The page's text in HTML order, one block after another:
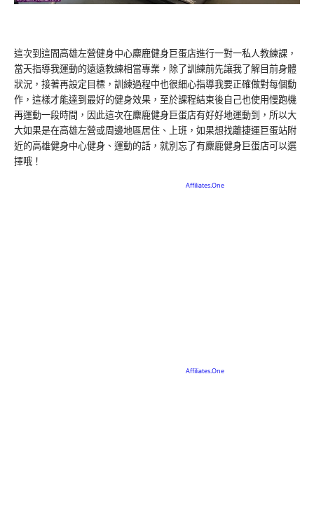
這次到這間高雄左營健身中心麋鹿健身巨蛋店進行一對一私人教練課，
當天指導我運動的遠遠教練相當專業，除了訓練前先讓我了解目前身體
狀況，接著再設定目標，訓練過程中也很細心指導我要正確做對每個動
作，這樣才能達到最好的健身效果，至於課程結束後自己也使用慢跑機
再運動一段時間，因此這次在麋鹿健身巨蛋店有好好地運動到，所以大
大如果是在高雄左營或周邊地區居住、上班，如果想找離捷運巨蛋站附
近的高雄健身中心健身、運動的話，就別忘了有麋鹿健身巨蛋店可以選
擇哦！